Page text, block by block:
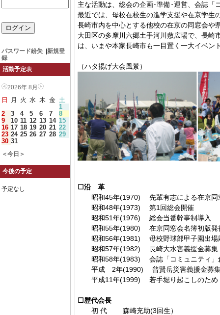
パスワード紛失
新規登
録
活動予定表
2026年 8月
日 月 火 水 木 金 土
1
2
3 4 5 6 7
8
9
10 11 12 13 14 15
16 17 18 19 20 21 22
23 24 25 26 27 28 29
30 31
＜今日＞
今後の予定
予定なし
主な活動は、総会の企画･準備･運営、会誌
最近では、母校在校生の進学支援や在京学生
長崎市内を中心とする他校の在京の同窓会や
大田区の多摩川六郷土手河川敷広場で、長
は、いまや本家長崎市も一目置く一大イベン
（ハタ揚げ大会風景）
☐沿 革
昭和45年(1970) 先輩有志による在京同
昭和48年(1973) 第1回総会開催
昭和51年(1976) 総会当番幹事制導入
昭和55年(1980) 在京同窓会名簿初版発
昭和56年(1981) 母校野球部甲子園出場
昭和57年(1982) 長崎大水害義援金募集
昭和58年(1983) 会誌「コミュニティ」
平成 2年(1990) 普賢岳災害義援金募
平成11年(1999) 若手堀り起こしのため
☐歴代会長
初 代 森崎充助(3回生）